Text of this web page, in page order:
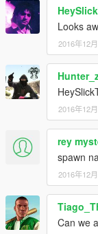
Looks
2016年12
2016年12
rey
spawn
2016年12
Can we